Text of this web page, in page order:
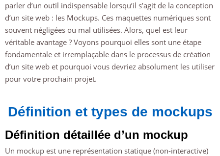
parler d’un outil indispensable lorsqu’il s’agit de la conception
d’un site web : les Mockups. Ces maquettes numériques sont
souvent négligées ou mal utilisées. Alors, quel est leur
véritable avantage ? Voyons pourquoi elles sont une étape
fondamentale et irremplaçable dans le processus de création
d’un site web et pourquoi vous devriez absolument les utiliser
pour votre prochain projet.
Définition et types de mockups
Définition détaillée d’un mockup
Un mockup est une représentation statique (non-interactive)